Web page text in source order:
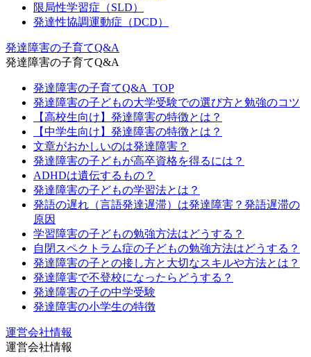
限局性学習症（SLD）
発達性協調運動症（DCD）
発達障害の子育てQ&A
発達障害の子育てQ&A
発達障害の子育てQ&A_TOP
発達障害の子どもの大学受験での選び方と勉強のコツ
【高校生向け】発達障害の特徴とは？
【中学生向け】発達障害の特徴とは？
文章がおかしいのは発達障害？
発達障害の子どもが高卒資格を得るには？
ADHDは遺伝するもの？
発達障害の子どもの学習法とは？
発語の遅れ（言語発達遅滞）は発達障害？発語遅滞の
原因
学習障害の子どもの勉強方法はどうする？
自閉スペクトラム症の子どもの勉強方法はどうする？
発達障害の子との接し方と大切なスキルや方法とは？
発達障害で不登校になったらどうする？
発達障害の子の中学受験
発達障害の小学生の特徴
運営会社情報
運営会社情報